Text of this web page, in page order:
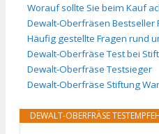
Worauf sollte Sie beim Kauf
Dewalt-Oberfräsen Bestseller
Häufig gestellte Fragen rund
Dewalt-Oberfräse Test bei
Dewalt-Oberfräse Testsieger
Dewalt-Oberfräse Stiftung
DEWALT-OBERFRÄSE